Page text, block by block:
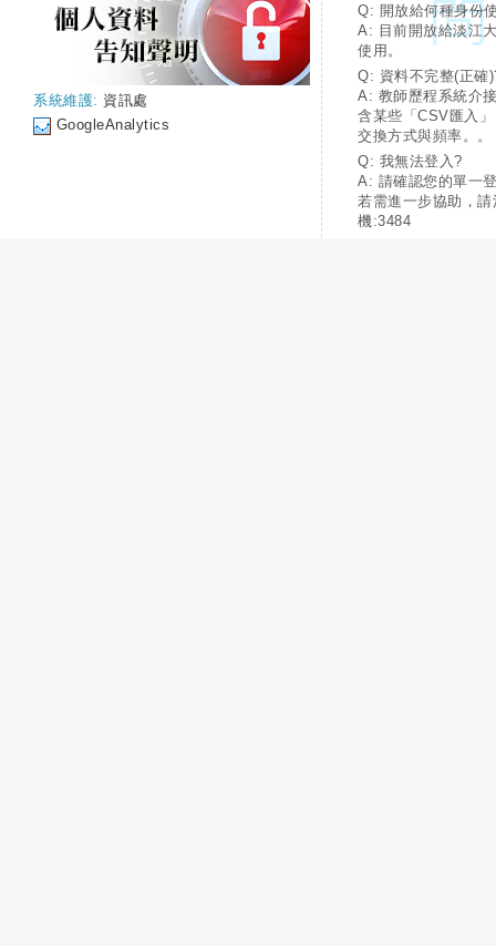
系統維護: 資訊處
GoogleAnalytics
Q: 開放給何種身份
A: 目前開放給淡江
使用。
Q: 資料不完整(正確
A: 教師歷程系統介
含某些「CSV匯入
交換方式與頻率。。
Q: 我無法登入?
A: 請確認您的單一
若需進一步協助，
機:3484